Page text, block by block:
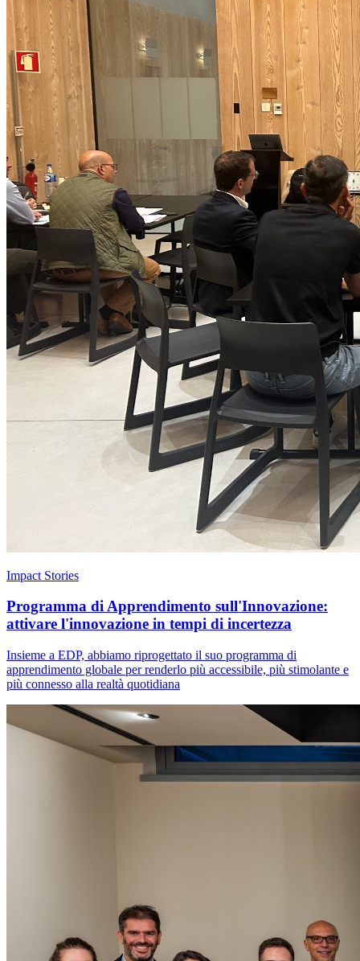
Impact Stories
Programma di Apprendimento sull'Innovazione:
attivare l'innovazione in tempi di incertezza
Insieme a EDP, abbiamo riprogettato il suo programma di
apprendimento globale per renderlo più accessibile, più stimolante e
più connesso alla realtà quotidiana